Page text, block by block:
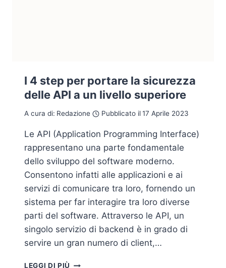
I 4 step per portare la sicurezza
delle API a un livello superiore
A cura di: Redazione Pubblicato il17 Aprile 2023
Le API (Application Programming Interface)
rappresentano una parte fondamentale
dello sviluppo del software moderno.
Consentono infatti alle applicazioni e ai
servizi di comunicare tra loro, fornendo un
sistema per far interagire tra loro diverse
parti del software. Attraverso le API, un
singolo servizio di backend è in grado di
servire un gran numero di client,…
LEGGI DI PIÙ